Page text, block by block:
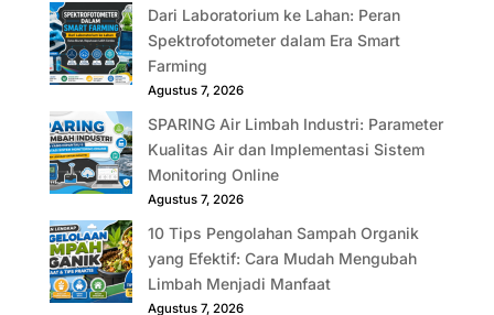
Dari Laboratorium ke Lahan: Peran
Spektrofotometer dalam Era Smart
Farming
Agustus 7, 2026
SPARING Air Limbah Industri: Parameter
Kualitas Air dan Implementasi Sistem
Monitoring Online
Agustus 7, 2026
10 Tips Pengolahan Sampah Organik
yang Efektif: Cara Mudah Mengubah
Limbah Menjadi Manfaat
Agustus 7, 2026